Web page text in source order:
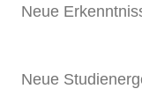
Neue
Neue